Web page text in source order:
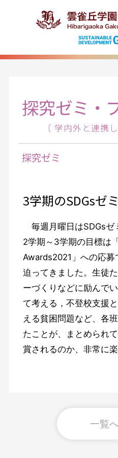
探究ゼミ・
〔 学内外と連携
探究ゼミ
3学期のSDGsゼミ
毎週月曜日はSDGsゼ
2学期～3学期の目標は
Awards2021」への応募
迫ってきました。生徒
ーづくりなどに励んで
て考える，不登校支援
える貧困問題など、各
たことが、まとめられ
賞されるのか、非常に楽
一覧